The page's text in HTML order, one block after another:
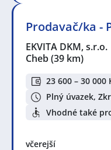
Prodavač/ka -
EKVITA DKM, s.r.o.
Cheb(39 km)
23 600 – 30 000
Plný úvazek,
Vhodné také
včerejší